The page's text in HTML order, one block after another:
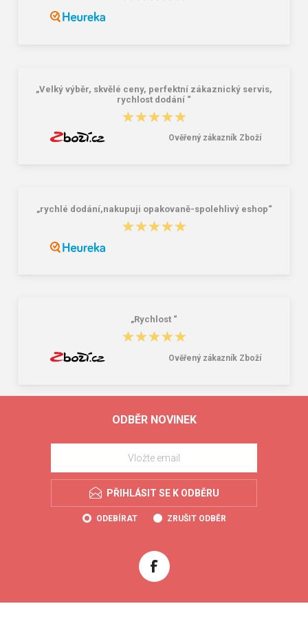
„Velký výběr, skvělé ceny, perfektní zákaznický servis,
rychlost dodání “
★★★★★
★★★★★
Ověřený zákazník Zboží
„rychlé dodání,nakupuji opakovaně-spolehlivý eshop“
★★★★★
★★★★★
„Rychlost “
★★★★★
★★★★★
Ověřený zákazník Zboží
ODBĚR NOVINEK
PŘIHLÁSIT SE K ODBĚRU
ODEBÍRAT ZRUŠIT ODBĚR